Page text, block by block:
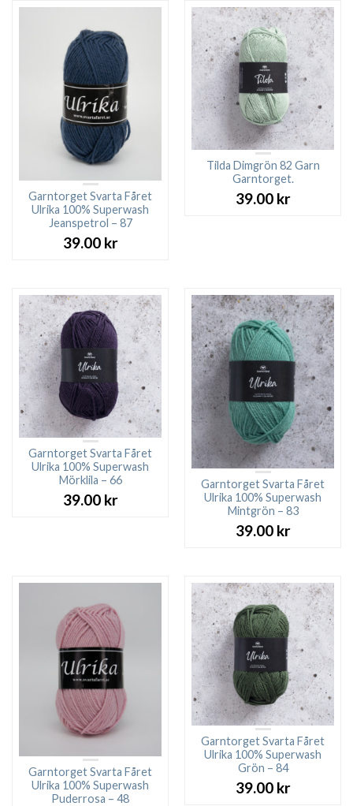
Garntorget Svarta Fåret
Ulrika 100% Superwash
Jeanspetrol – 87
39.00 kr
Tilda Dimgrön 82 Garn
Garntorget.
39.00 kr
Garntorget Svarta Fåret
Ulrika 100% Superwash
Mörklila – 66
39.00 kr
Garntorget Svarta Fåret
Ulrika 100% Superwash
Mintgrön – 83
39.00 kr
Garntorget Svarta Fåret
Ulrika 100% Superwash
Puderrosa – 48
Garntorget Svarta Fåret
Ulrika 100% Superwash
Grön – 84
39.00 kr